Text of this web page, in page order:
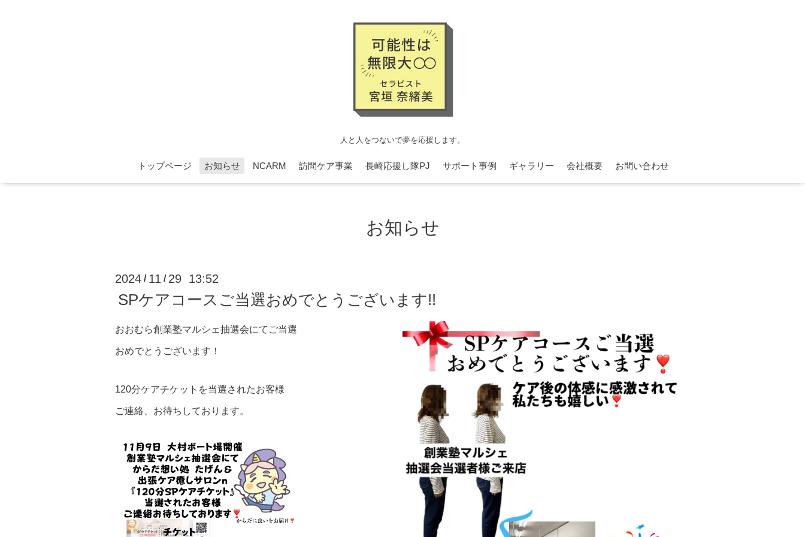
人と人をつないで夢を応援します。
トップページ お知らせ NCARM 訪問ケア事業 長崎応援し隊PJ サポート事例 ギャラリー 会社概要 お問い合わせ
お知らせ
2024 / 11 / 29 13:52
SPケアコースご当選おめでとうございます!!
おおむら創業塾マルシェ抽選会にてご当選
おめでとうございます！
120分ケアチケットを当選されたお客様
ご連絡、お待ちしております。